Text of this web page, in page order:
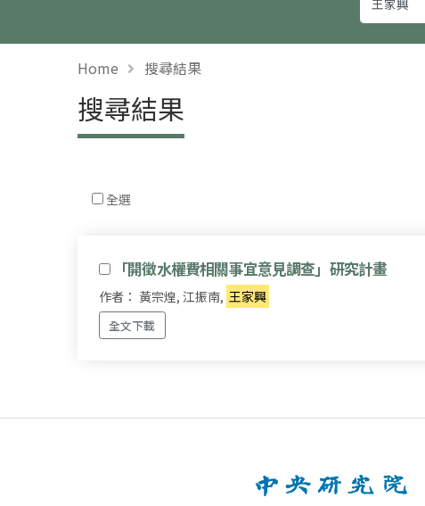
Home 搜尋結果
搜尋結果
全選
「開徵水權費相關事宜意見調查」研究計畫
作者： 黃宗煌, 江振南, 王家興
全文下載